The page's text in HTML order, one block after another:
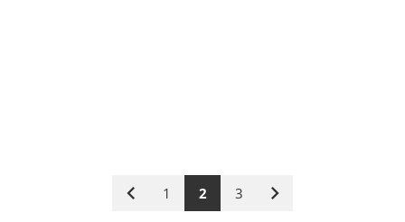
Vorige
1 2 3
Nächste